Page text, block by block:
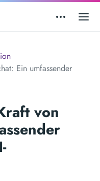
Ein umfassender
von